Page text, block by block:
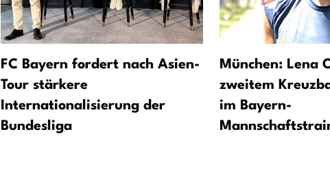
FC Bayern fordert nach Asien-
Tour stärkere
Internationalisierung der
Bundesliga
München: Lena
zweitem
im Bayern-